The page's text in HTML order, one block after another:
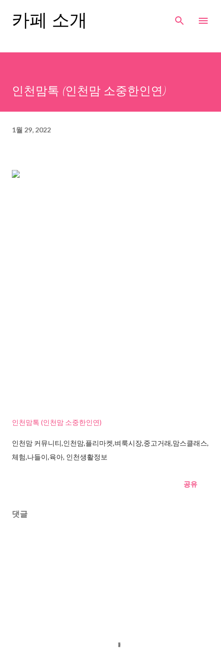
기본 콘텐츠로 건너뛰기
카페 소개
인천맘톡 (인천맘 소중한인연)
1월 29, 2022
인천맘톡 (인천맘 소중한인연)
인천맘 커뮤니티,인천맘,플리마켓,벼룩시장,중고거래,맘스클래스,
체험,나들이,육아, 인천생활정보
공유
댓글